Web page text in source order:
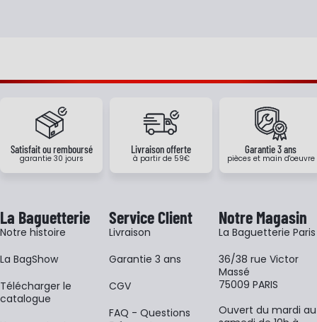
Satisfait ou remboursé
garantie 30 jours
Livraison offerte
à partir de 59€
Garantie 3 ans
pièces et main d'oeuvre
La Baguetterie
Notre histoire
La BagShow
​Télécharger le
catalogue
Service Client
Livraison
Garantie 3 ans
CGV
FAQ - Questions
Notre Magasin
La Baguetterie Paris
36/38 rue Victor
Massé
75009 PARIS
Ouvert du mardi au